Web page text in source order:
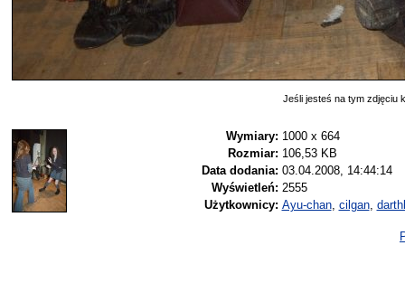
Jeśli jesteś na tym zdjęciu
Wymiary: 1000 x 664
Rozmiar: 106,53 KB
Data dodania: 03.04.2008, 14:44:14
Wyświetleń: 2555
Użytkownicy: Ayu-chan, cilgan,